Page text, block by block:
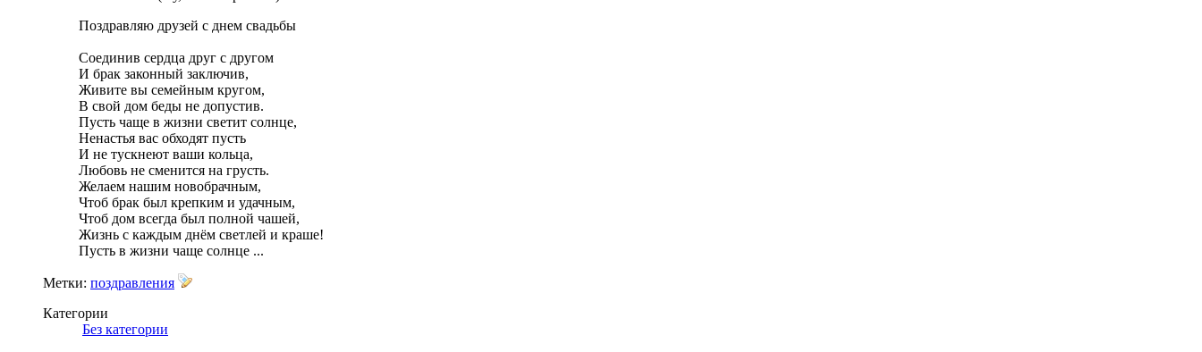
Поздравляю друзей с днем свадьбы
Соединив сердца друг с другом
И брак законный заключив,
Живите вы семейным кругом,
В свой дом беды не допустив.
Пусть чаще в жизни светит солнце,
Ненастья вас обходят пусть
И не тускнеют ваши кольца,
Любовь не сменится на грусть.
Желаем нашим новобрачным,
Чтоб брак был крепким и удачным,
Чтоб дом всегда был полной чашей,
Жизнь с каждым днём светлей и краше!
Пусть в жизни чаще солнце ...
Метки: поздравления
Категории
Без категории